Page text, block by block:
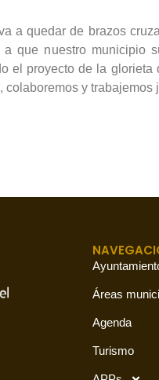
a quedar de brazos
que nuestro municipio
el proyecto de la
colaboremos y
Áreas
Agenda
Turismo